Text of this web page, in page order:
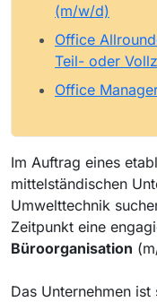
(m/w/d)
Office
Teil- oder
Office
Im Auftrag eines
mittelständischen
Umwelttechnik
Zeitpunkt eine
Büroorganisation
Das Unternehmen